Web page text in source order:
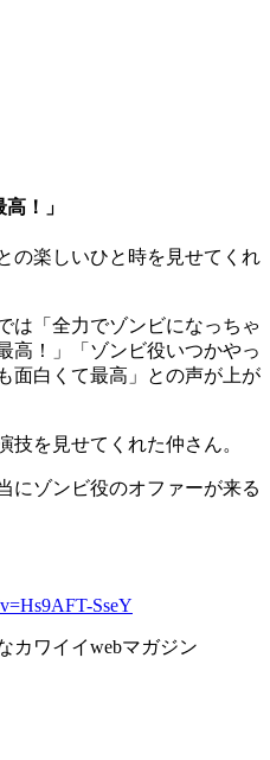
！」
の楽しいひと時を見せてくれ
は「全力でゾンビになっちゃ
高！」「ゾンビ役いつかやっ
面白くて最高」との声が上が
技を見せてくれた仲さん。
にゾンビ役のオファーが来る
SseY
カワイイwebマガジン